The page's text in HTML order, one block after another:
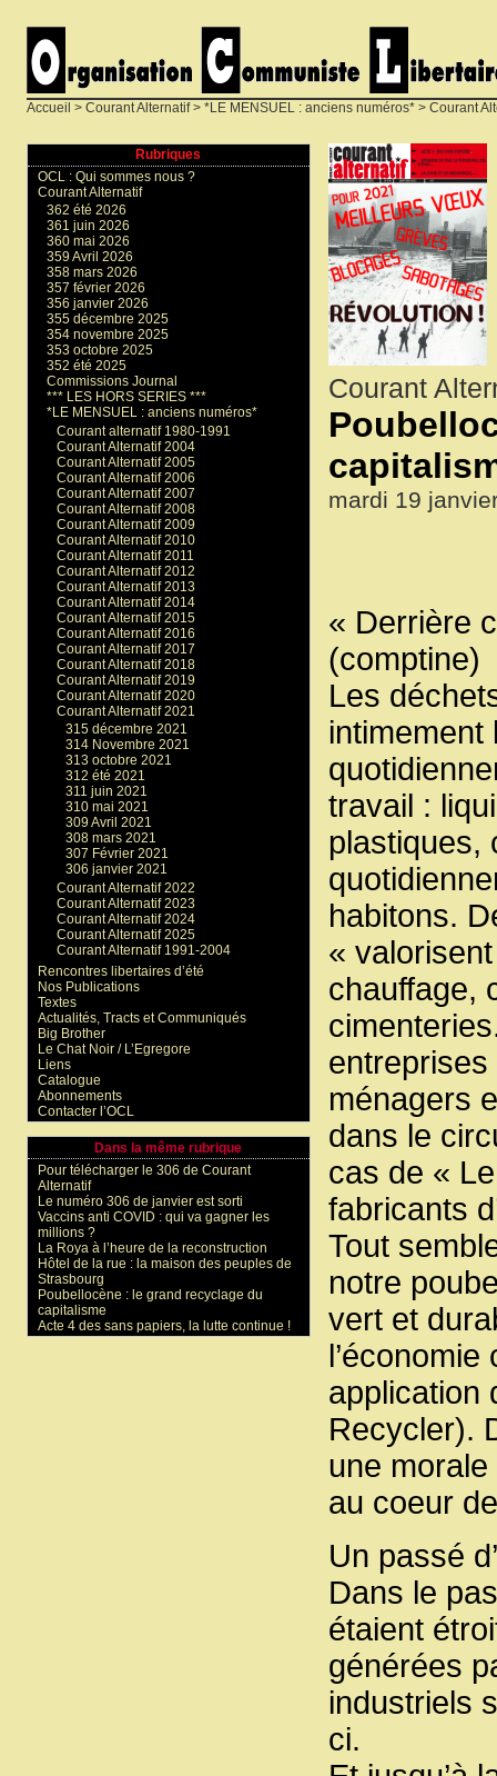
Accueil > Courant Alternatif> *LE MENSUEL : anciens numéros* > Courant
Courant
mardi 19
« Derrière
(comptine)
Les
intimement
travail :
plastiques,
habitons.
«
chauffage,
entreprises
ménagers
dans le
cas de «
fabricants
Tout
notre
vert et
application
Recycler).
une
au coeur
Un passé
Dans le
étaient
générées
industriels
ci.
Rubriques
OCL : Qui sommes nous ?
Courant Alternatif
362 été 2026
361 juin 2026
360 mai 2026
359 Avril 2026
358 mars 2026
357 février 2026
356 janvier 2026
355 décembre 2025
354 novembre 2025
353 octobre 2025
352 été 2025
Commissions Journal
*** LES HORS SERIES ***
*LE MENSUEL : anciens numéros*
Courant alternatif 1980-1991
Courant Alternatif 2004
Courant Alternatif 2005
Courant Alternatif 2006
Courant Alternatif 2007
Courant Alternatif 2008
Courant Alternatif 2009
Courant Alternatif 2010
Courant Alternatif 2011
Courant Alternatif 2012
Courant Alternatif 2013
Courant Alternatif 2014
Courant Alternatif 2015
Courant Alternatif 2016
Courant Alternatif 2017
Courant Alternatif 2018
Courant Alternatif 2019
Courant Alternatif 2020
Courant Alternatif 2021
315 décembre 2021
314 Novembre 2021
313 octobre 2021
312 été 2021
311 juin 2021
310 mai 2021
309 Avril 2021
308 mars 2021
307 Février 2021
306 janvier 2021
Courant Alternatif 2022
Courant Alternatif 2023
Courant Alternatif 2024
Courant Alternatif 2025
Courant Alternatif 1991-2004
Rencontres libertaires d’été
Nos Publications
Textes
Actualités, Tracts et Communiqués
Big Brother
Le Chat Noir / L’Egregore
Liens
Catalogue
Abonnements
Contacter l’OCL
Dans la même rubrique
Pour télécharger le 306 de Courant
Alternatif
Le numéro 306 de janvier est sorti
Vaccins anti COVID : qui va gagner les
millions ?
La Roya à l’heure de la reconstruction
Hôtel de la rue : la maison des peuples de
Strasbourg
Poubellocène : le grand recyclage du
capitalisme
Acte 4 des sans papiers, la lutte continue !